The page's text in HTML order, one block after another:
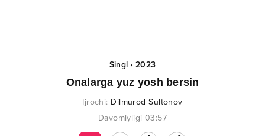
Singl•2023
Onalarga yuz yosh bersin
Ijrochi: Dilmurod Sultonov
Davomiyligi 03:57